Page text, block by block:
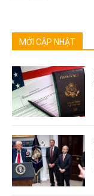
MỚI CẬP NHẬT